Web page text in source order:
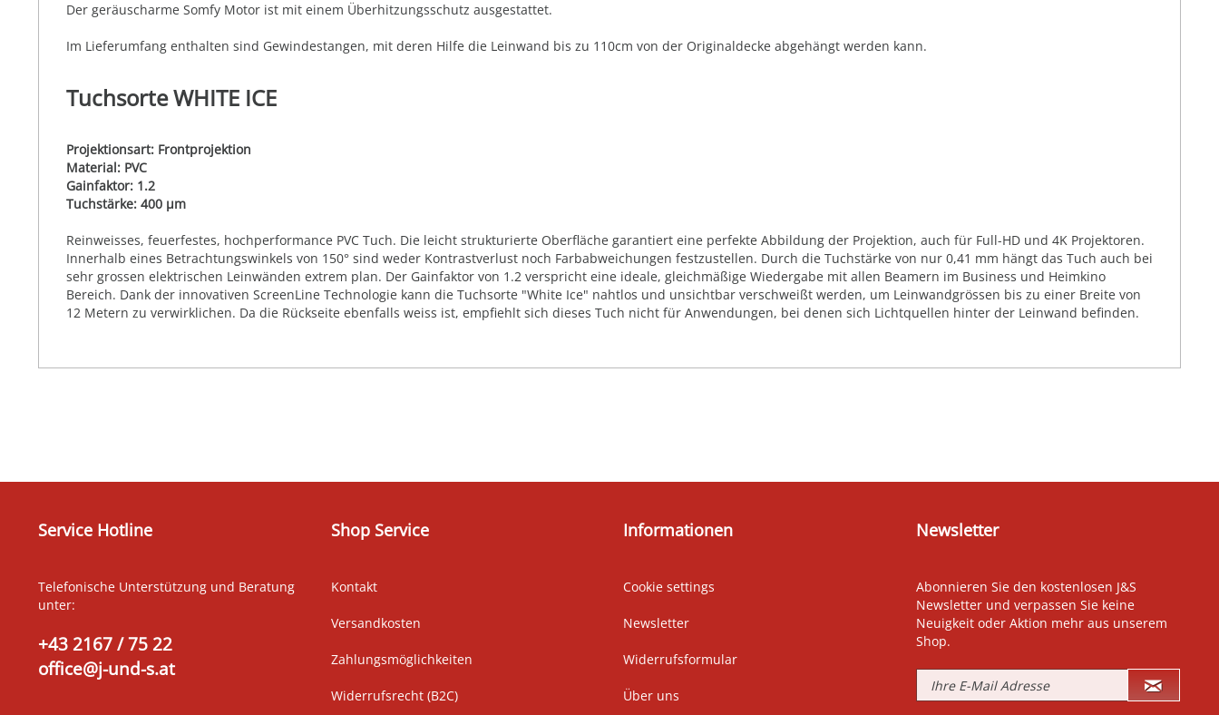
Der geräuscharme Somfy Motor ist mit einem Überhitzungsschutz ausgestattet.
Im Lieferumfang enthalten sind Gewindestangen, mit deren Hilfe die Leinwand bis zu 110cm von der Originaldecke abgehängt werden kann.
Tuchsorte WHITE ICE
Projektionsart: Frontprojektion
Material: PVC
Gainfaktor: 1.2
Tuchstärke: 400 µm
Reinweisses, feuerfestes, hochperformance PVC Tuch. Die leicht strukturierte Oberfläche garantiert eine perfekte Abbildung der Projektion, auch für Full-HD und 4K Projektoren.
Innerhalb eines Betrachtungswinkels von 150° sind weder Kontrastverlust noch Farbabweichungen festzustellen. Durch die Tuchstärke von nur 0,41 mm hängt das Tuch auch bei
sehr grossen elektrischen Leinwänden extrem plan. Der Gainfaktor von 1.2 verspricht eine ideale, gleichmäßige Wiedergabe mit allen Beamern im Business und Heimkino
Bereich. Dank der innovativen ScreenLine Technologie kann die Tuchsorte "White Ice" nahtlos und unsichtbar verschweißt werden, um Leinwandgrössen bis zu einer Breite von
12 Metern zu verwirklichen. Da die Rückseite ebenfalls weiss ist, empfiehlt sich dieses Tuch nicht für Anwendungen, bei denen sich Lichtquellen hinter der Leinwand befinden.
Service Hotline
Telefonische Unterstützung und Beratung
unter:
+43 2167 / 75 22
office@j-und-s.at
Shop Service
Kontakt
Versandkosten
Zahlungsmöglichkeiten
Widerrufsrecht (B2C)
Informationen
Cookie settings
Newsletter
Widerrufsformular
Über uns
Newsletter
Abonnieren Sie den kostenlosen J&S
Newsletter und verpassen Sie keine
Neuigkeit oder Aktion mehr aus unserem
Shop.